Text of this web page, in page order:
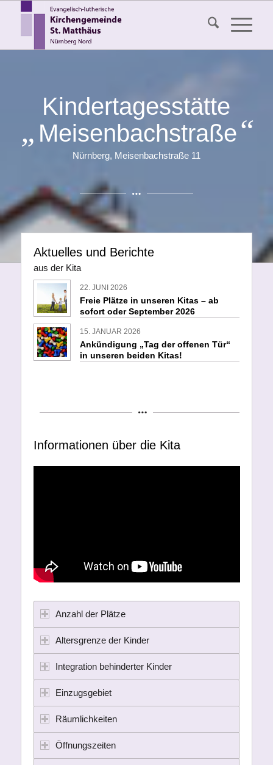
Kindertagesstätte
„ Meisenbachstraße“
Nürnberg, Meisenbachstraße 11
Aktuelles und Berichte
aus der Kita
22. JUNI 2026
Freie Plätze in unseren Kitas – ab
sofort oder September 2026
15. JANUAR 2026
Ankündigung „Tag der offenen Tür“
in unseren beiden Kitas!
Informationen über die Kita
Anzahl der Plätze
Altersgrenze der Kinder
Integration behinderter Kinder
Einzugsgebiet
Räumlichkeiten
Öffnungszeiten